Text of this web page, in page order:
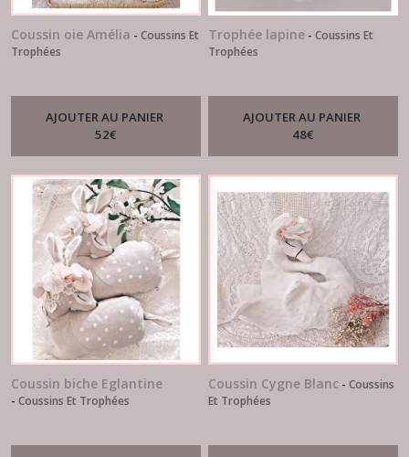
Coussin oie Amélia - Coussins Et
Trophées
AJOUTER AU PANIER
52€
Trophée lapine -Coussins Et
Trophées
AJOUTER AU PANIER
48€
Coussin biche Eglantine
- Coussins Et Trophées
Coussin Cygne Blanc -Coussins
Et Trophées